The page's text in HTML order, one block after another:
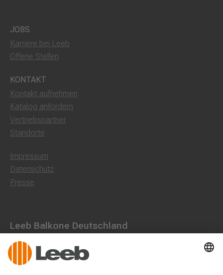
JOBS
Karriere bei Leeb
Offene Stellen
KONTAKT
Kontakt aufnehmen
Katalog anfordern
Vertriebspartner
Standorte
Impressum
Datenschutz
Presse
Leeb Balkone Deutschland
Dorfstraße 10, 85662 Hohenbrunn
0800 1801003